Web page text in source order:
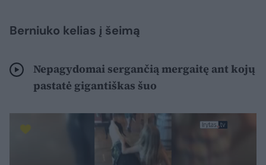
Berniuko kelias į šeimą
Nepagydomai sergančią mergaitę ant kojų
pastatė gigantiškas šuo